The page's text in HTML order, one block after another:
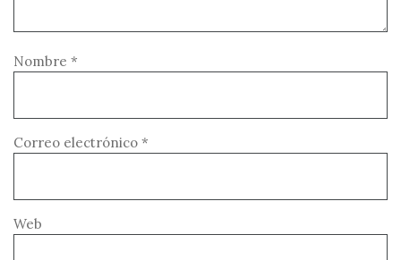
Nombre *
Correo electrónico *
Web